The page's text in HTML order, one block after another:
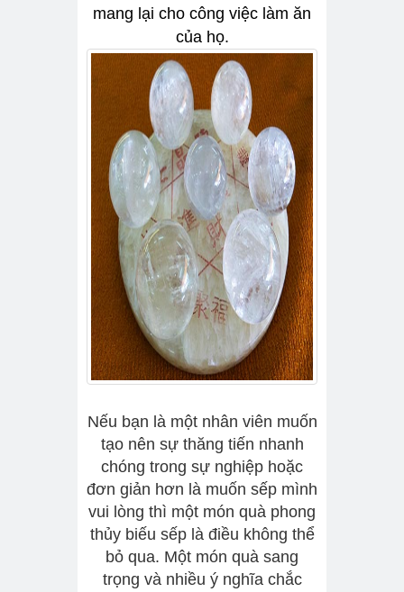
mang lại cho công việc làm ăn
của họ.
Nếu bạn là một nhân viên muốn
tạo nên sự thăng tiến nhanh
chóng trong sự nghiệp hoặc
đơn giản hơn là muốn sếp mình
vui lòng thì một món quà phong
thủy biếu sếp là điều không thể
bỏ qua. Một món quà sang
trọng và nhiều ý nghĩa chắc